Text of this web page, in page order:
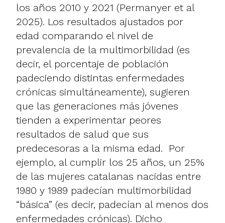
los años 2010 y 2021 (Permanyer et al
2025). Los resultados ajustados por
edad comparando el nivel de
prevalencia de la multimorbilidad (es
decir, el porcentaje de población
padeciendo distintas enfermedades
crónicas simultáneamente), sugieren
que las generaciones más jóvenes
tienden a experimentar peores
resultados de salud que sus
predecesoras a la misma edad. Por
ejemplo, al cumplir los 25 años, un 25%
de las mujeres catalanas nacidas entre
1980 y 1989 padecían multimorbilidad
“básica” (es decir, padecían al menos dos
enfermedades crónicas). Dicho